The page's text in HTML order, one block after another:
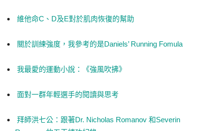
維他命C、D及E對於肌肉恢復的幫助
關於訓練強度，我參考的是Daniels’ Running Fomula
我最愛的運動小說：《強風吹拂》
面對一群年輕選手的閱讀與思考
拜師洪七公：跟著Dr. Nicholas Romanov 和Severin